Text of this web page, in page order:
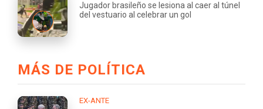
Jugador brasileño se lesiona al caer al túnel
del vestuario al celebrar un gol
MÁS DE POLÍTICA
EX-ANTE